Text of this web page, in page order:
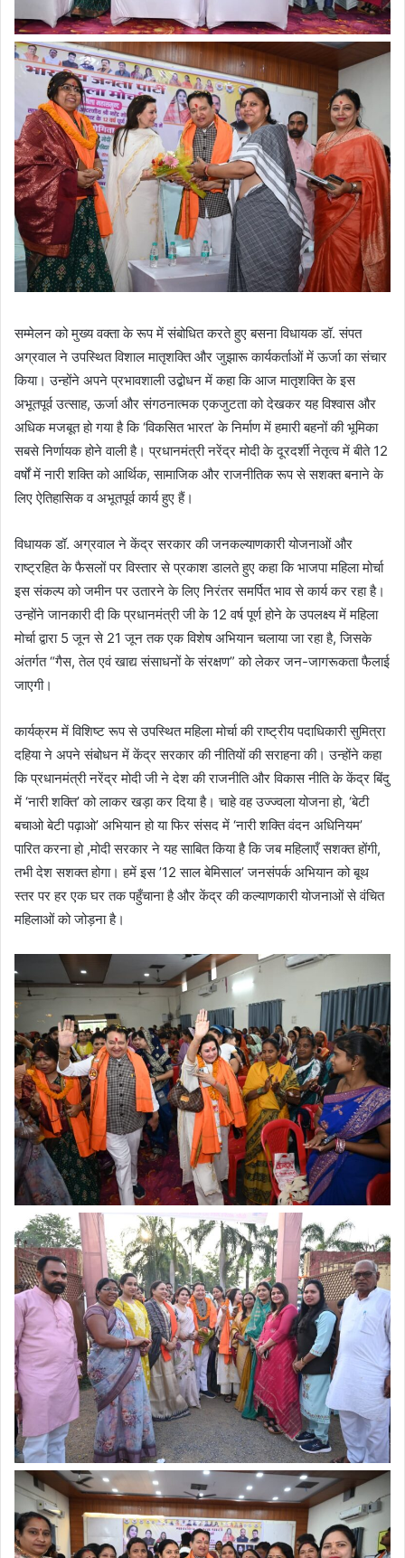
सम्मेलन को मुख्य वक्ता के रूप में संबोधित करते हुए बसना विधायक डॉ. संपत
अग्रवाल ने उपस्थित विशाल मातृशक्ति और जुझारू कार्यकर्ताओं में ऊर्जा का संचार
किया। उन्होंने अपने प्रभावशाली उद्बोधन में कहा कि आज मातृशक्ति के इस
अभूतपूर्व उत्साह, ऊर्जा और संगठनात्मक एकजुटता को देखकर यह विश्वास और
अधिक मजबूत हो गया है कि ‘विकसित भारत’ के निर्माण में हमारी बहनों की भूमिका
सबसे निर्णायक होने वाली है। प्रधानमंत्री नरेंद्र मोदी के दूरदर्शी नेतृत्व में बीते 12
वर्षों में नारी शक्ति को आर्थिक, सामाजिक और राजनीतिक रूप से सशक्त बनाने के
लिए ऐतिहासिक व अभूतपूर्व कार्य हुए हैं।
विधायक डॉ. अग्रवाल ने केंद्र सरकार की जनकल्याणकारी योजनाओं और
राष्ट्रहित के फैसलों पर विस्तार से प्रकाश डालते हुए कहा कि भाजपा महिला मोर्चा
इस संकल्प को जमीन पर उतारने के लिए निरंतर समर्पित भाव से कार्य कर रहा है।
उन्होंने जानकारी दी कि प्रधानमंत्री जी के 12 वर्ष पूर्ण होने के उपलक्ष्य में महिला
मोर्चा द्वारा 5 जून से 21 जून तक एक विशेष अभियान चलाया जा रहा है, जिसके
अंतर्गत “गैस, तेल एवं खाद्य संसाधनों के संरक्षण” को लेकर जन-जागरूकता फैलाई
जाएगी।
कार्यक्रम में विशिष्ट रूप से उपस्थित महिला मोर्चा की राष्ट्रीय पदाधिकारी सुमित्रा
दहिया ने अपने संबोधन में केंद्र सरकार की नीतियों की सराहना की। उन्होंने कहा
कि प्रधानमंत्री नरेंद्र मोदी जी ने देश की राजनीति और विकास नीति के केंद्र बिंदु
में ‘नारी शक्ति’ को लाकर खड़ा कर दिया है। चाहे वह उज्ज्वला योजना हो, ‘बेटी
बचाओ बेटी पढ़ाओ’ अभियान हो या फिर संसद में ‘नारी शक्ति वंदन अधिनियम’
पारित करना हो ,मोदी सरकार ने यह साबित किया है कि जब महिलाएँ सशक्त होंगी,
तभी देश सशक्त होगा। हमें इस ’12 साल बेमिसाल’ जनसंपर्क अभियान को बूथ
स्तर पर हर एक घर तक पहुँचाना है और केंद्र की कल्याणकारी योजनाओं से वंचित
महिलाओं को जोड़ना है।